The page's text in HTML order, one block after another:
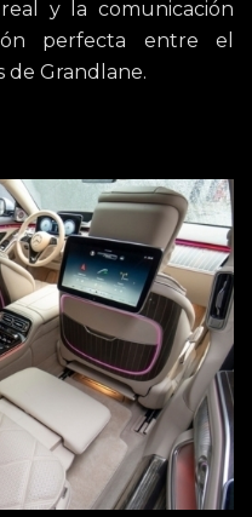
y la comunicación
perfecta entre el
de Grandlane.